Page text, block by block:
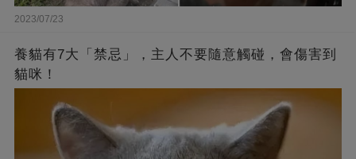
2023/07/23
養貓有7大「禁忌」，主人不要隨意觸碰，會傷害到
貓咪！